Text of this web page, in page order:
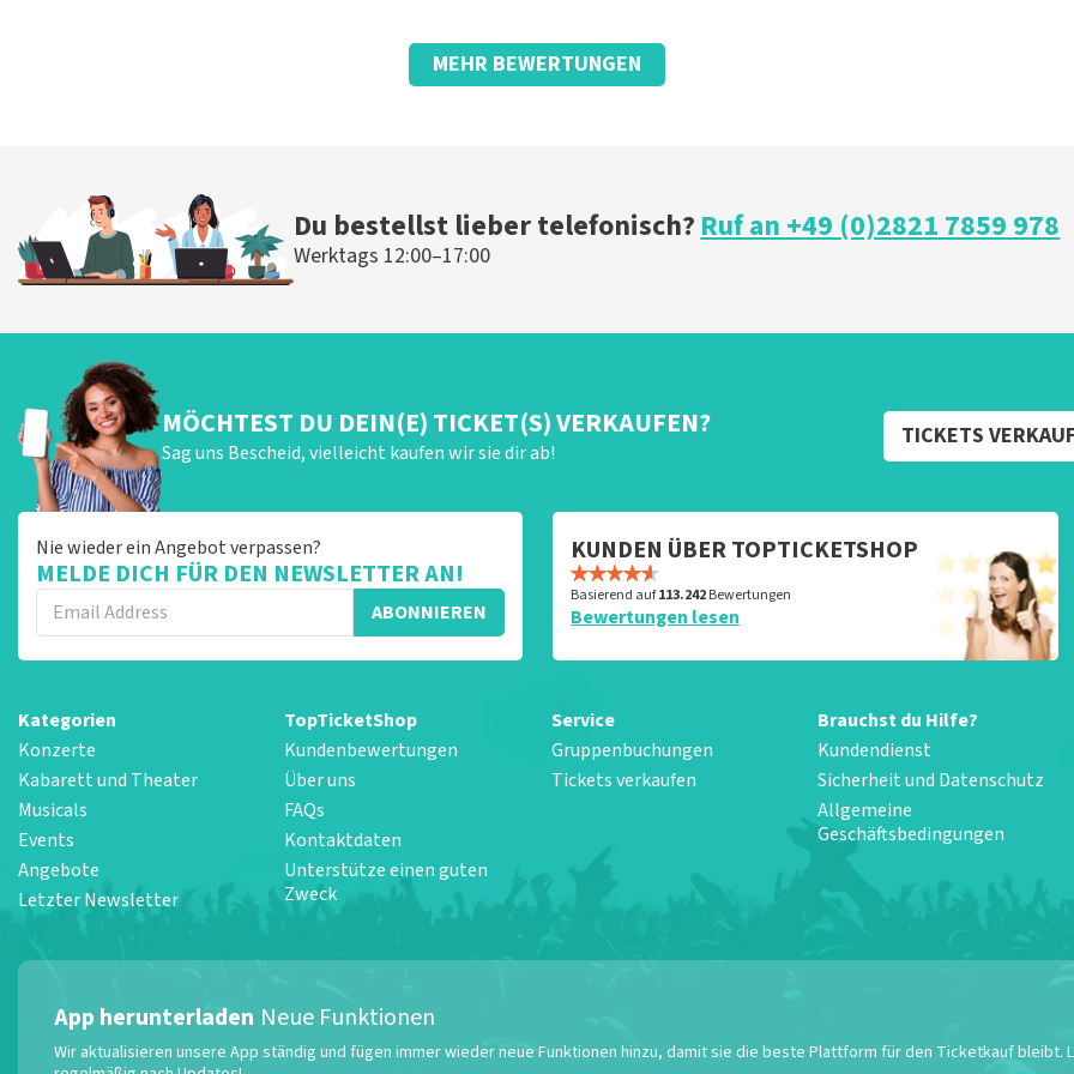
MEHR BEWERTUNGEN
Du bestellst lieber telefonisch?Ruf an +49 (0)2821 7859 978
Werktags 12:00–17:00
MÖCHTEST DU DEIN(E) TICKET(S) VERKAUFEN?
Sag uns Bescheid, vielleicht kaufen wir sie dir ab!
TICKETS
Nie wieder ein Angebot verpassen?
MELDE DICH FÜR DEN NEWSLETTER AN!
ABONNIEREN
KUNDEN ÜBER TOPTICKETSHOP
Basierend auf113.242Bewertungen
Bewertungen lesen
Kategorien
Konzerte
Kabarett und Theater
Musicals
Events
Angebote
Letzter Newsletter
TopTicketShop
Kundenbewertungen
Über uns
FAQs
Kontaktdaten
Unterstütze einen guten
Zweck
Service
Gruppenbuchungen
Tickets verkaufen
Brauchst du Hilfe?
Kundendienst
Sicherheit und Datenschutz
Allgemeine
Geschäftsbedingungen
App herunterladen Neue Funktionen
Wir aktualisieren unsere App ständig und fügen immer wieder neue Funktionen hinzu, damit sie die beste Plattform für den Ticketkauf bleibt.